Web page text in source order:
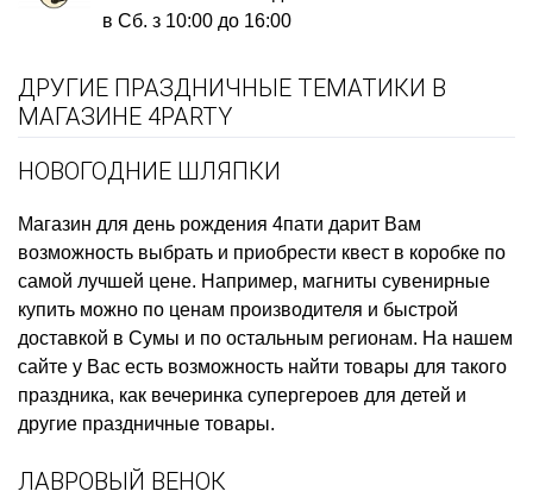
в Сб. з 10:00 до 16:00
ДРУГИЕ ПРАЗДНИЧНЫЕ ТЕМАТИКИ В
МАГАЗИНЕ 4PARTY
НОВОГОДНИЕ ШЛЯПКИ
Магазин для день рождения 4пати дарит Вам
возможность выбрать и приобрести квест в коробке по
самой лучшей цене. Например, магниты сувенирные
купить можно по ценам производителя и быстрой
доставкой в Сумы и по остальным регионам. На нашем
сайте у Вас есть возможность найти товары для такого
праздника, как вечеринка супергероев для детей и
другие праздничные товары.
ЛАВРОВЫЙ ВЕНОК